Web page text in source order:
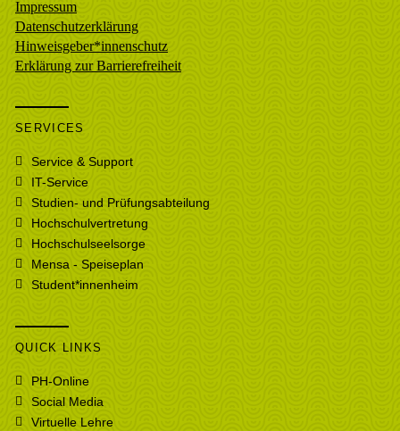
Impressum
Datenschutzerklärung
Hinweisgeber*innenschutz
Erklärung zur Barrierefreiheit
SERVICES
Service & Support
IT-Service
Studien- und Prüfungsabteilung
Hochschulvertretung
Hochschulseelsorge
Mensa - Speiseplan
Student*innenheim
QUICK LINKS
PH-Online
Social Media
Virtuelle Lehre